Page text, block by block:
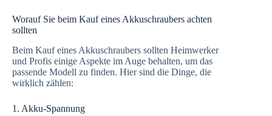
Worauf Sie beim Kauf eines Akkuschraubers achten
sollten
Beim Kauf eines Akkuschraubers sollten Heimwerker
und Profis einige Aspekte im Auge behalten, um das
passende Modell zu finden. Hier sind die Dinge, die
wirklich zählen:
1. Akku-Spannung